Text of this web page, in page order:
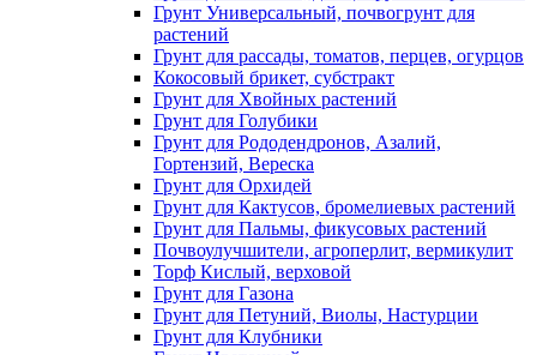
Грунт Универсальный, почвогрунт для
растений
Грунт для рассады, томатов, перцев, огурцов
Кокосовый брикет, субстракт
Грунт для Хвойных растений
Грунт для Голубики
Грунт для Рододендронов, Азалий,
Гортензий, Вереска
Грунт для Орхидей
Грунт для Кактусов, бромелиевых растений
Грунт для Пальмы, фикусовых растений
Почвоулучшители, агроперлит, вермикулит
Торф Кислый, верховой
Грунт для Газона
Грунт для Петуний, Виолы, Настурции
Грунт для Клубники